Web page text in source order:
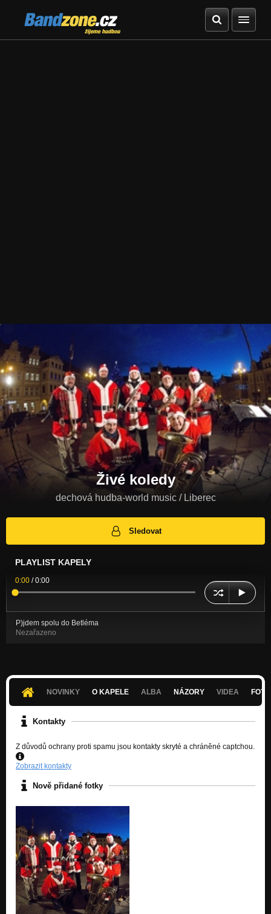
Bandzone.cz
žijeme hudbou
Živé koledy
dechová hudba-world music / Liberec
Sledovat
PLAYLIST KAPELY
0:00 /0:00
P)jdem spolu do Betléma
Nezařazeno
NOVINKY O KAPELE ALBA NÁZORY VIDEA
Kontakty
Z důvodů ochrany proti spamu jsou kontakty skryté a chráněné captchou.
Zobrazit kontakty
Nově přidané fotky